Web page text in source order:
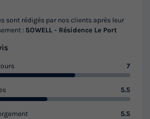
nuits
1 336 €
Voir les logements
sont rédigés par nos clients après leur
: SOWELL - Résidence Le Port
7
5.5
5.5